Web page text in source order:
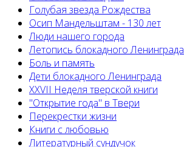
Голубая звезда Рождества
Осип Мандельштам - 130 лет
Люди нашего города
Летопись блокадного Ленинграда
Боль и память
Дети блокадного Ленинграда
XXVII Неделя тверской книги
"Открытие года" в Твери
Перекрестки жизни
Книги с любовью
Литературный сундучок